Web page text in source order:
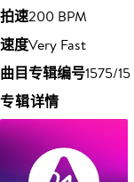
拍速200 BPM
速度Very Fast
曲目专辑编号1575/15
专辑详情